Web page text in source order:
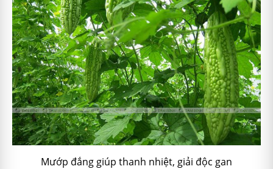
Mướp đắng giúp thanh nhiệt, giải độc gan